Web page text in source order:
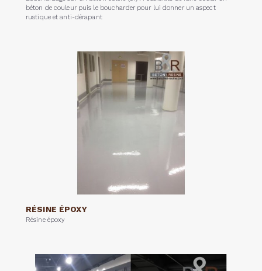
béton de couleur puis le boucharder pour lui donner un aspect
rustique et anti-dérapant
RÉSINE ÉPOXY
Résine époxy